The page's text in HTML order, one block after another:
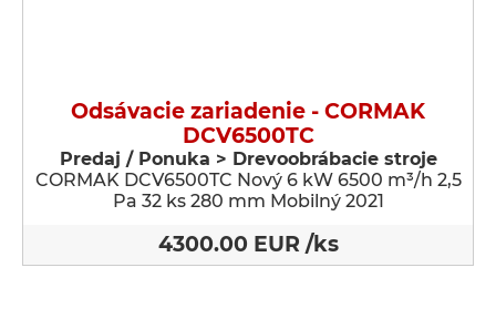
Odsávacie zariadenie - CORMAK
DCV6500TC
Predaj / Ponuka > Drevoobrábacie stroje
CORMAK DCV6500TC Nový 6 kW 6500 m³/h 2,5
Pa 32 ks 280 mm Mobilný 2021
4300.00 EUR /ks